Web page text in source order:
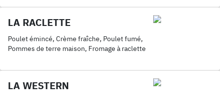
LA RACLETTE
Poulet émincé, Crème fraîche, Poulet fumé,
Pommes de terre maison, Fromage à raclette
LA WESTERN